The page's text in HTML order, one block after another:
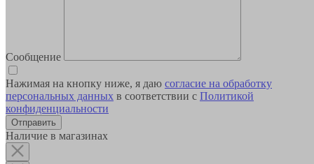
Сообщение
Нажимая на кнопку ниже, я даю согласие на обработку
персональных данных в соответствии с Политикой
конфиденциальности
Наличие в магазинах